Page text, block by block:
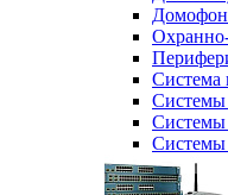
Система
Системы
Системы
Системы